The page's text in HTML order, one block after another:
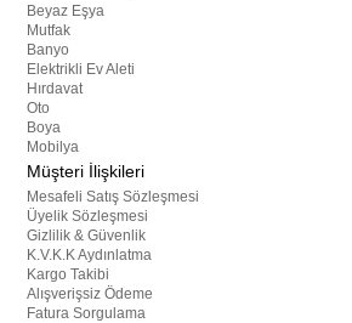
Beyaz Eşya
Mutfak
Banyo
Elektrikli Ev Aleti
Hırdavat
Oto
Boya
Mobilya
Müşteri İlişkileri
Mesafeli Satış Sözleşmesi
Üyelik Sözleşmesi
Gizlilik & Güvenlik
K.V.K.K Aydınlatma
Kargo Takibi
Alışverişsiz Ödeme
Fatura Sorgulama